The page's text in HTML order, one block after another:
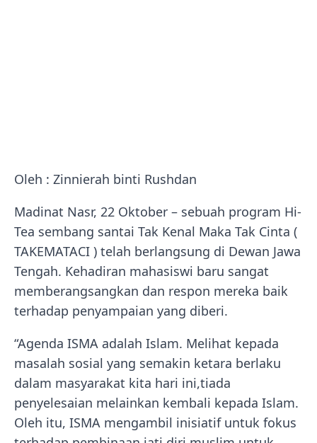
Oleh : Zinnierah binti Rushdan
Madinat Nasr, 22 Oktober – sebuah program Hi-
Tea sembang santai Tak Kenal Maka Tak Cinta (
TAKEMATACI ) telah berlangsung di Dewan Jawa
Tengah. Kehadiran mahasiswi baru sangat
memberangsangkan dan respon mereka baik
terhadap penyampaian yang diberi.
“Agenda ISMA adalah Islam. Melihat kepada
masalah sosial yang semakin ketara berlaku
dalam masyarakat kita hari ini,tiada
penyelesaian melainkan kembali kepada Islam.
Oleh itu, ISMA mengambil inisiatif untuk fokus